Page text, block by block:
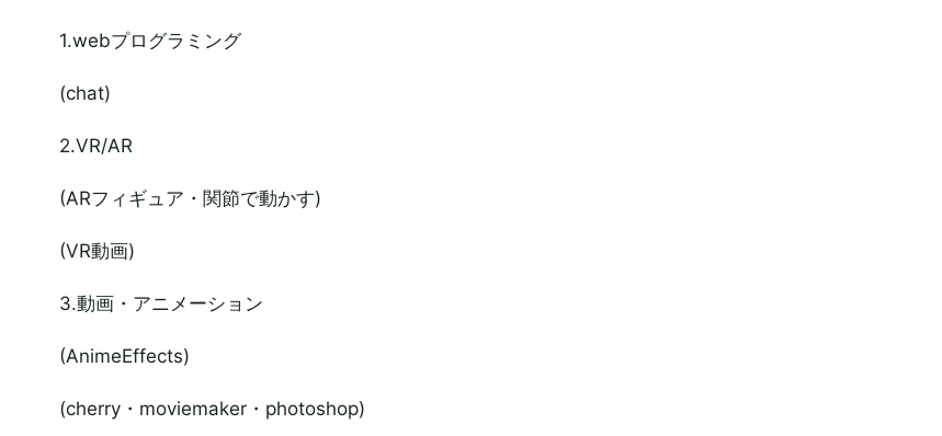
1.webプログラミング
(chat)
2.VR/AR
(ARフィギュア・関節で動かす)
(VR動画)
3.動画・アニメーション
(AnimeEffects)
(cherry・moviemaker・photoshop)